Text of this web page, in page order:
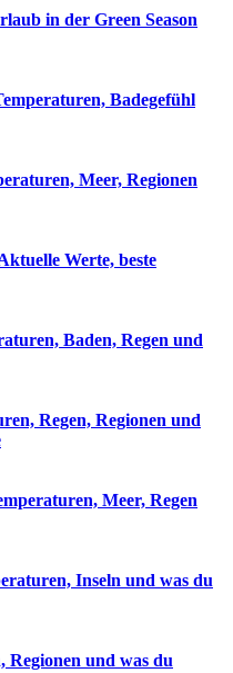
in der Green Season
Badegefühl
Meer, Regionen
Werte, beste
Baden, Regen und
Regen, Regionen und
Meer, Regen
Inseln und was du
und was du